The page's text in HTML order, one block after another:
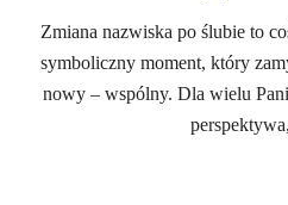
Zmiana nazwiska po ślubie to
symboliczny moment, który
nowy – wspólny. Dla wielu